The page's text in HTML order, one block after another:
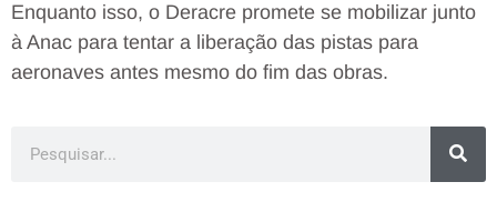
Enquanto isso, o Deracre promete se mobilizar junto
à Anac para tentar a liberação das pistas para
aeronaves antes mesmo do fim das obras.